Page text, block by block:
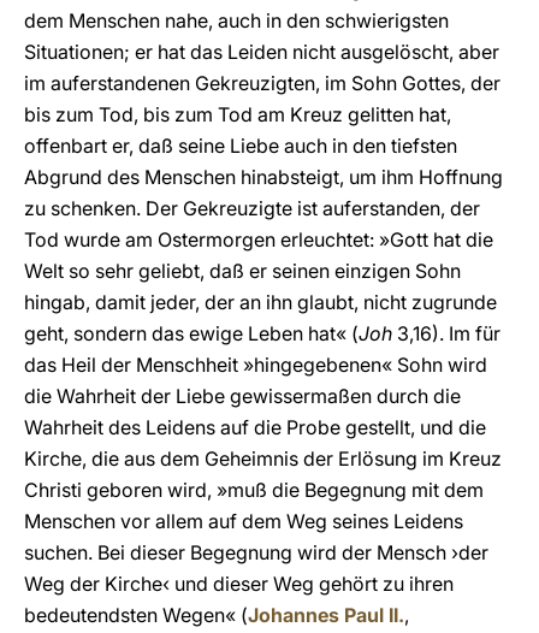
dem Menschen nahe, auch in den schwierigsten
Situationen; er hat das Leiden nicht ausgelöscht, aber
im auferstandenen Gekreuzigten, im Sohn Gottes, der
bis zum Tod, bis zum Tod am Kreuz gelitten hat,
offenbart er, daß seine Liebe auch in den tiefsten
Abgrund des Menschen hinabsteigt, um ihm Hoffnung
zu schenken. Der Gekreuzigte ist auferstanden, der
Tod wurde am Ostermorgen erleuchtet: »Gott hat die
Welt so sehr geliebt, daß er seinen einzigen Sohn
hingab, damit jeder, der an ihn glaubt, nicht zugrunde
geht, sondern das ewige Leben hat« (Joh 3,16). Im für
das Heil der Menschheit »hingegebenen« Sohn wird
die Wahrheit der Liebe gewissermaßen durch die
Wahrheit des Leidens auf die Probe gestellt, und die
Kirche, die aus dem Geheimnis der Erlösung im Kreuz
Christi geboren wird, »muß die Begegnung mit dem
Menschen vor allem auf dem Weg seines Leidens
suchen. Bei dieser Begegnung wird der Mensch ›der
Weg der Kirche‹ und dieser Weg gehört zu ihren
bedeutendsten Wegen« (Johannes Paul II.,